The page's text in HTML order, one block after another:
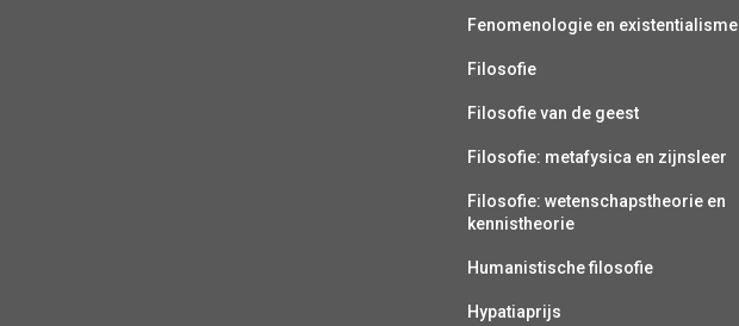
Fenomenologie en existentialisme
Filosofie
Filosofie van de geest
Filosofie: metafysica en zijnsleer
Filosofie: wetenschapstheorie en
kennistheorie
Humanistische filosofie
Hypatiaprijs